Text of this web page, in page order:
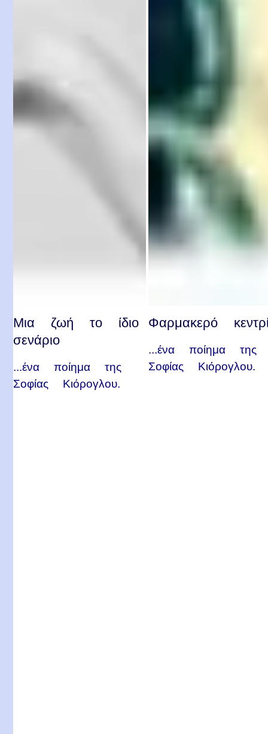
Μια ζωή το ίδιο
σενάριο
...ένα ποίημα της
Σοφίας Κιόρογλου.
Φαρμακερό
...ένα ποίημα της
Σοφίας Κιόρογλου.